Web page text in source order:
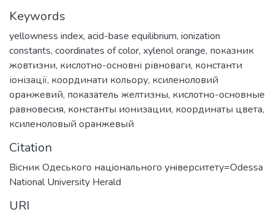
Keywords
yellowness index, acid-base equilibrium, ionization
constants, coordinates of color, xylenol orange, показник
жовтизни, кислотно-основні рівноваги, константи
іонізації, координати кольору, ксиленоловий
оранжевий, показатель желтизны, кислотно-основные
равновесия, константы ионизации, координаты цвета,
ксиленоловый оранжевый
Citation
Вiсник Одеського нацiонального унiверситету=Odessa
National University Herald
URI